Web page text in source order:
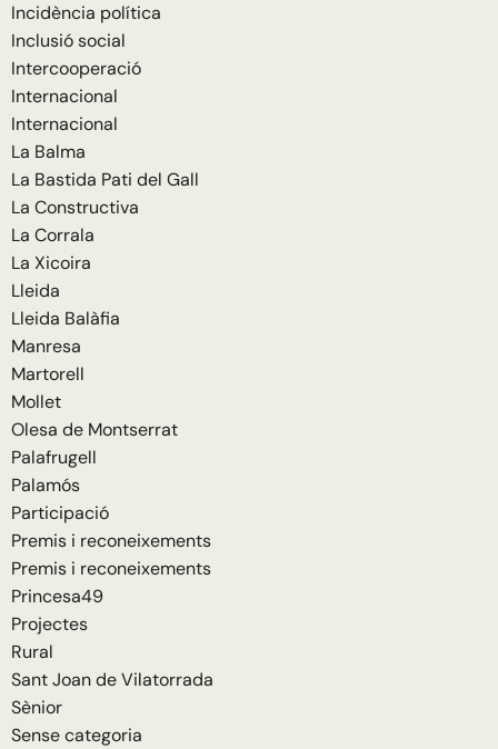
Incidència política
Inclusió social
Intercooperació
Internacional
Internacional
La Balma
La Bastida Pati del Gall
La Constructiva
La Corrala
La Xicoira
Lleida
Lleida Balàfia
Manresa
Martorell
Mollet
Olesa de Montserrat
Palafrugell
Palamós
Participació
Premis i reconeixements
Premis i reconeixements
Princesa49
Projectes
Rural
Sant Joan de Vilatorrada
Sènior
Sense categoria